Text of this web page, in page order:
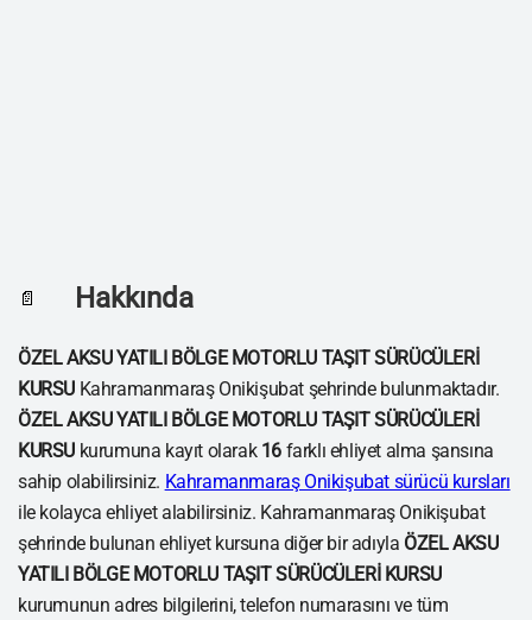
📄 Hakkında
ÖZEL AKSU YATILI BÖLGE MOTORLU TAŞIT SÜRÜCÜLERİ
KURSU Kahramanmaraş Onikişubat şehrinde bulunmaktadır.
ÖZEL AKSU YATILI BÖLGE MOTORLU TAŞIT SÜRÜCÜLERİ
KURSU kurumuna kayıt olarak 16 farklı ehliyet alma şansına
sahip olabilirsiniz. Kahramanmaraş Onikişubat sürücü kursları
ile kolayca ehliyet alabilirsiniz. Kahramanmaraş Onikişubat
şehrinde bulunan ehliyet kursuna diğer bir adıyla ÖZEL AKSU
YATILI BÖLGE MOTORLU TAŞIT SÜRÜCÜLERİ KURSU
kurumunun adres bilgilerini, telefon numarasını ve tüm